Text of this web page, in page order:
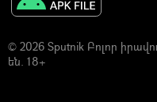
© 2026 Sputnik Բոլոր
են. 18+